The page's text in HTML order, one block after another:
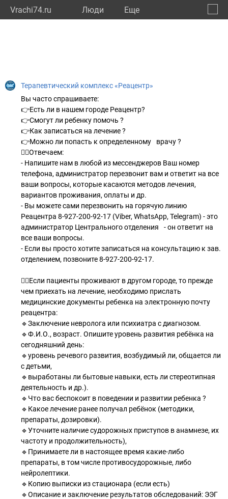
Vrachi74.ru Люди Eще
Терапевтический комплекс «Реацентр»
Вы часто спрашиваете:⠀
👉Есть ли в нашем городе Реацентр?
👉Смогут ли ребенку помочь ?
👉Как записаться на лечение ?
👉Можно ли попасть к определенному⠀врачу ?⠀
💁‍♀Отвечаем:
- Напишите нам в любой из мессенджеров Ваш номер
телефона, администратор перезвонит вам и ответит на все
ваши вопросы, которые касаются методов лечения,
вариантов проживания, оплаты и др.
- Вы можете сами перезвонить на горячую линию
Реацентра 8-927-200-92-17 (Viber, WhatsApp, Telegram) - это
администратор Центрального отделения⠀- он ответит на
все ваши вопросы.
- Если вы просто хотите записаться на консультацию к зав.
отделением, позвоните 8-927-200-92-17.
💁‍♀Если пациенты проживают в другом городе, то прежде
чем приехать на лечение, необходимо прислать
медицинские документы ребенка на электронную почту
реацентра:
🔹Заключение невролога или психиатра с диагнозом.
🔹Ф.И.О., возраст. Опишите уровень развития ребёнка на
сегодняшний день:⠀⠀
🔹уровень речевого развития, возбудимый ли, общается ли
с детьми,
🔹выработаны ли бытовые навыки, есть ли стереотипная
деятельность и др.).
🔹Что вас беспокоит в поведении и развитии ребенка ?
🔹Какое лечение ранее получал ребёнок (методики,
препараты, дозировки).
🔹Уточните наличие судорожных приступов в анамнезе, их
частоту и продолжительность),
🔹Принимаете ли в настоящее время какие-либо
препараты, в том числе противосудорожные, либо
нейролептики.
🔹Копию выписки из стационара (если есть)
🔹Описание и заключение результатов обследований: ЭЭГ